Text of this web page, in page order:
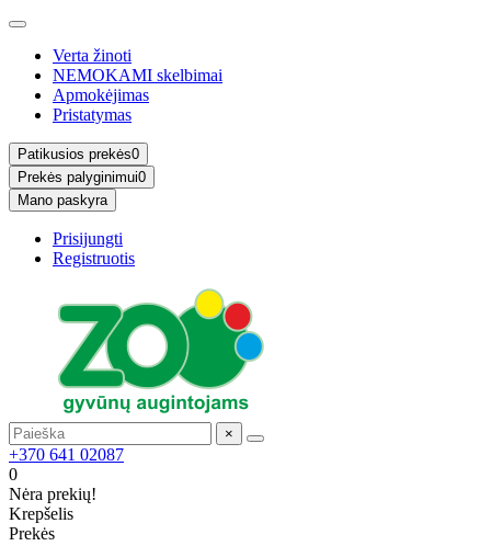
Verta žinoti
NEMOKAMI skelbimai
Apmokėjimas
Pristatymas
Patikusios prekės0
Prekės palyginimui0
Mano paskyra
Prisijungti
Registruotis
×
+370 641 02087
0
Nėra prekių!
Krepšelis
Prekės